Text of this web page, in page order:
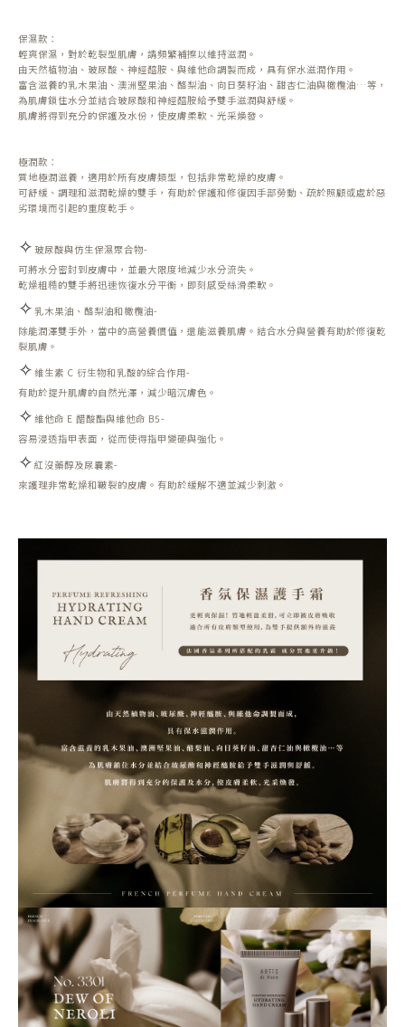
保濕款：
輕爽保濕，對於乾裂型肌膚，請頻繁補擦以維持滋潤。
由天然植物油、玻尿酸、神經醯胺、與維他命調製而成，具有保水滋潤作用。
富含滋養的乳木果油、澳洲堅果油、酪梨油、向日葵籽油、甜杏仁油與橄欖油…等，
為肌膚鎖住水分並結合玻尿酸和神經醯胺給予雙手滋潤與舒緩。
肌膚將得到充分的保護及水份，使皮膚柔軟、光采煥發。
極潤款：
質地極潤滋養，適用於所有皮膚類型，包括非常乾燥的皮膚。
可舒緩、調理和滋潤乾燥的雙手，有助於保護和修復因手部勞動、疏於照顧或處於惡
劣環境而引起的重度乾手。
✧ 玻尿酸與仿生保濕聚合物-
可將水分密封到皮膚中，並最大限度地減少水分流失。
乾燥粗糙的雙手將迅速恢復水分平衡，即刻感受絲滑柔軟。
✧ 乳木果油、酪梨油和橄欖油-
除能潤澤雙手外，當中的高營養價值，還能滋養肌膚。結合水分與營養有助於修復乾
裂肌膚。
✧ 維生素 C 衍生物和乳酸的綜合作用-
有助於提升肌膚的自然光澤，減少暗沉膚色。
✧ 維他命 E 醋酸酯與維他命 B5-
容易浸透指甲表面，從而使得指甲變硬與強化。
✧ 紅沒藥醇及尿囊素-
來護理非常乾燥和皸裂的皮膚。有助於緩解不適並減少刺激。